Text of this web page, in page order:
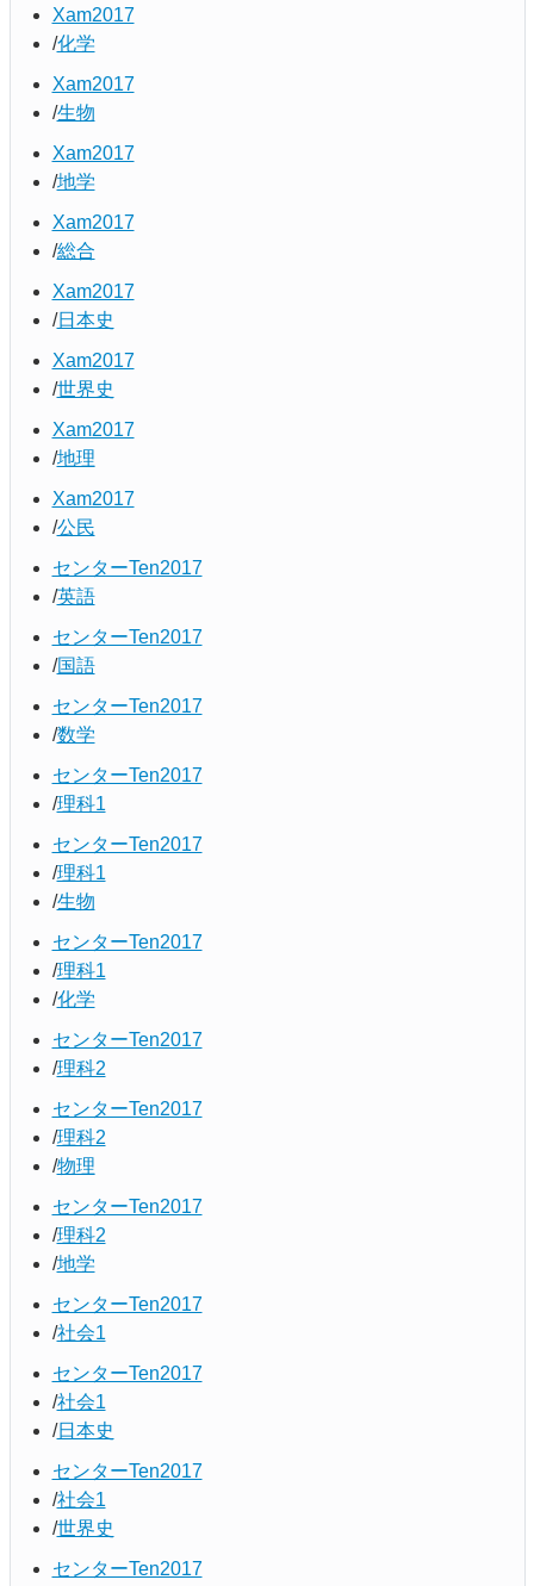
Xam2017
化学
Xam2017
生物
Xam2017
地学
Xam2017
総合
Xam2017
日本史
Xam2017
世界史
Xam2017
地理
Xam2017
公民
センターTen2017
英語
センターTen2017
国語
センターTen2017
数学
センターTen2017
理科1
センターTen2017
理科1
生物
センターTen2017
理科1
化学
センターTen2017
理科2
センターTen2017
理科2
物理
センターTen2017
理科2
地学
センターTen2017
社会1
センターTen2017
社会1
日本史
センターTen2017
社会1
世界史
センターTen2017